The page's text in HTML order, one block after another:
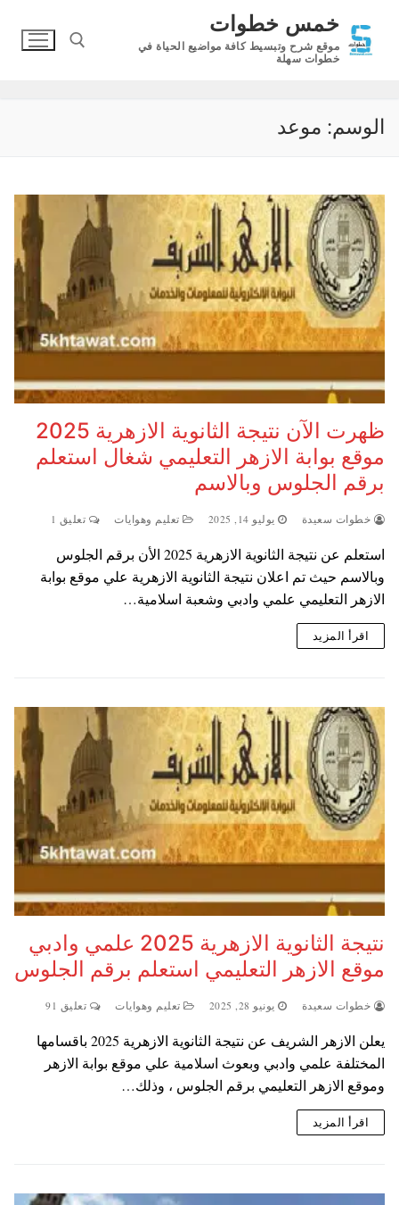
المحتوى
خمس خطوات
موقع شرح وتبسيط كافة مواضيع الحياة في
خطوات سهلة
الوسم: موعد
ظهرت الآن نتيجة الثانوية الازهرية 2025
موقع بوابة الازهر التعليمي شغال استعلم
برقم الجلوس وبالاسم
خطوات سعيدة يوليو 14, 2025 تعليم وهوايات تعليق 1
استعلم عن نتيجة الثانوية الازهرية 2025 الأن برقم الجلوس
وبالاسم حيث تم اعلان نتيجة الثانوية الازهرية علي موقع بوابة
الازهر التعليمي علمي وادبي وشعبة اسلامية…
اقرأ المزيد
نتيجة الثانوية الازهرية 2025 علمي وادبي
موقع الازهر التعليمي استعلم برقم الجلوس
خطوات سعيدة يونيو 28, 2025 تعليم وهوايات تعليق 91
يعلن الازهر الشريف عن نتيجة الثانوية الازهرية 2025 باقسامها
المختلفة علمي وادبي وبعوث اسلامية علي موقع بوابة الازهر
وموقع الازهر التعليمي برقم الجلوس ، وذلك…
اقرأ المزيد